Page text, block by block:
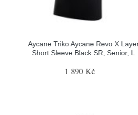
Aycane Triko Aycane Revo X
Short Sleeve Black SR, Senior, L
1 890 Kč